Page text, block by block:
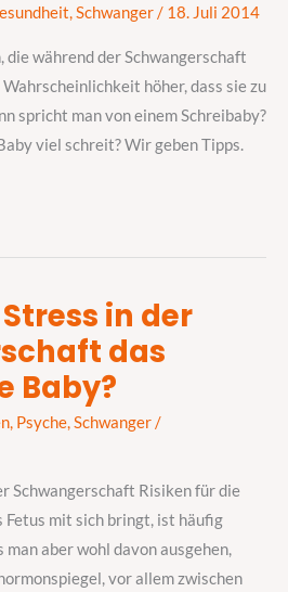
,Schwanger/ 18. Juli 2014
während der Schwangerschaft
höher, dass sie zu
spricht man von einem Schreibaby?
viel schreit? Wir geben Tipps.
in der
das
Baby?
, Psyche,Schwanger/
Schwangerschaft Risiken für die
Fetus mit sich bringt, ist häufig
aber wohl davon ausgehen,
vor allem zwischen